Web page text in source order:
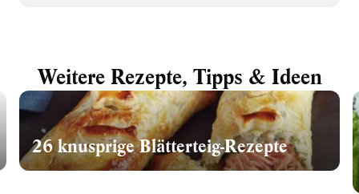
Weitere Rezepte, Tipps & Ideen
26 knusprige Blätterteig-Rezepte